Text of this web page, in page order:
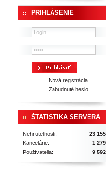
PRIHLÁSENIE
Nová registrácia
Zabudnuté heslo
ŠTATISTIKA SERVERA
Nehnuteľnosti:
23 155
Kancelárie:
1 279
Používatelia:
9 592